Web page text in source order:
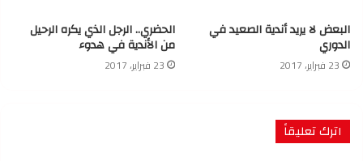
البعض لا يريد أندية الصعيد في
الدوري
23 فبراير، 2017
الحضري.. الرجل الذي يكره الرحيل
من الأندية في هدوء
23 فبراير، 2017
اترك تعليقاً